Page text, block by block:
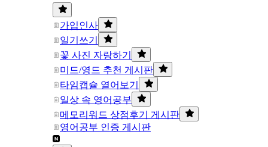
가입인사
일기쓰기
꽃 사진 자랑하기
미드/영드 추천 게시판
타임캡슐 열어보기
일상 속 영어공부
메모리워드 상점후기 게시판
영어공부 인증 게시판